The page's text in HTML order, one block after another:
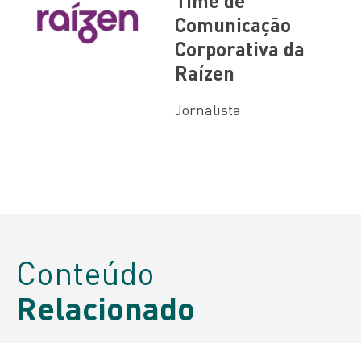
Comunicação
Corporativa da
Raízen
Jornalista
Conteúdo
Relacionado